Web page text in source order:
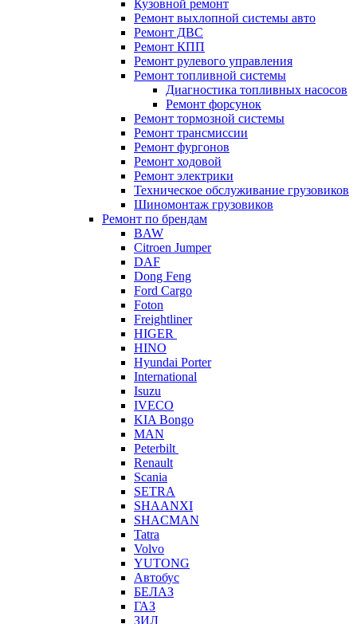
Кузовной ремонт
Ремонт выхлопной системы авто
Ремонт ДВС
Ремонт КПП
Ремонт рулевого управления
Ремонт топливной системы
Диагностика топливных насосов
Ремонт форсунок
Ремонт тормозной системы
Ремонт трансмиссии
Ремонт фургонов
Ремонт ходовой
Ремонт электрики
Техническое обслуживание грузовиков
Шиномонтаж грузовиков
Ремонт по брендам
BAW
Citroen Jumper
DAF
Dong Feng
Ford Cargo
Foton
Freightliner
HIGER
HINO
Hyundai Porter
International
Isuzu
IVECO
KIA Bongo
MAN
Peterbilt
Renault
Scania
SETRA
SHAANXI
SHACMAN
Tatra
Volvo
YUTONG
Автобус
БЕЛАЗ
ГАЗ
ЗИЛ